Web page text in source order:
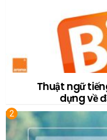
Thuật ngữ
dựng về